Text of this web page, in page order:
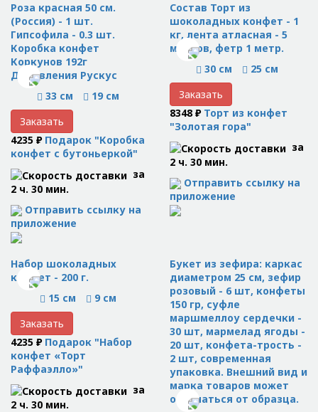
Состав Торт из
шоколадных конфет - 1
кг, лента атласная - 5
метров, фетр 1 метр.
30 см
25 см
Заказать
8348 ₽ Торт из конфет
"Золотая гора"
за
2 ч. 30 мин.
Отправить ссылку на
приложение
Роза красная 50 см.
(Россия) - 1 шт.
Гипсофила - 0.3 шт.
Коробка конфет
Коркунов 192г
Добавления Рускус
33 см
19 см
Заказать
4235 ₽ Подарок "Коробка
конфет с бутоньеркой"
за
2 ч. 30 мин.
Отправить ссылку на
приложение
Букет из зефира: каркас
диаметром 25 см, зефир
розовый - 6 шт, конфеты
150 гр, суфле
маршмеллоу сердечки -
30 шт, мармелад ягоды -
20 шт, конфета-трость -
2 шт, современная
упаковка. Внешний вид и
марка товаров может
отличаться от образца.
Набор шоколадных
конфет - 200 г.
15 см
9 см
Заказать
4235 ₽ Подарок "Набор
конфет «Торт
Раффаэлло»"
за
2 ч. 30 мин.